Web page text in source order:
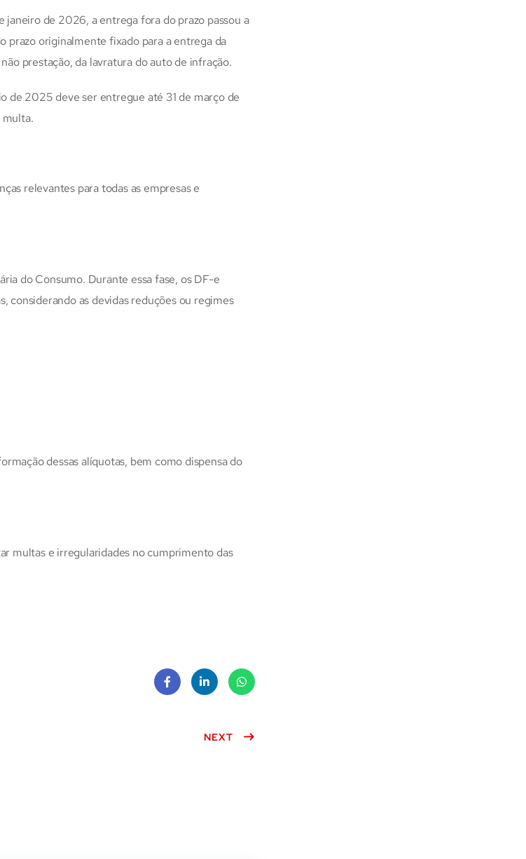
janeiro de 2026, a entrega fora do prazo passou a
prazo originalmente fixado para a entrega da
prestação, da lavratura do auto de infração.
de 2025 deve ser entregue até 31 de março de
multa.
relevantes para todas as empresas e
do Consumo. Durante essa fase, os DF-e
considerando as devidas reduções ou regimes
dessas alíquotas, bem como dispensa do
multas e irregularidades no cumprimento das
dIn
sApp
NEXT